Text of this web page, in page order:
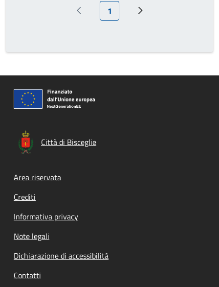
Pagina precedente
Pagina attuale
1 Prossima pagina
Città di Bisceglie
Footer menu
Area riservata
Crediti
Informativa privacy
Note legali
Dichiarazione di accessibilità
Contatti